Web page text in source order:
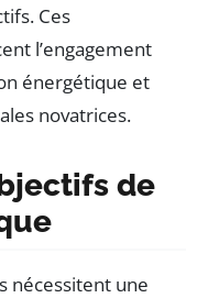
Ces
l’engagement
énergétique et
novatrices.
de
nécessitent une